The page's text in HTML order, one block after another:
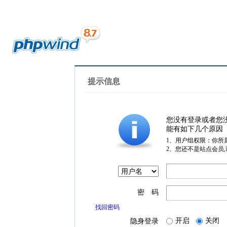
提示信息
您没有登录或者您
能有如下几个原因
1、用户组权限：你所
2、您还不是站点会员
密 码
找回密码
隐身登录 开启 关闭